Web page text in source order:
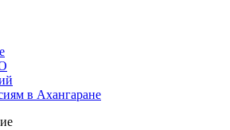
в Ахангаране